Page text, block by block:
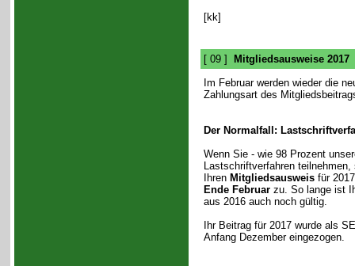
[kk]
[ 09 ]
Mitgliedsausweise 2017
Im Februar werden wieder die
Zahlungsart des
Der Normalfall:
Wenn Sie - wie 98 Prozent
Lastschriftverfahren teilnehmen,
Ihren Mitgliedsausweisfür
Ende Februarzu. So lange ist
aus 2016 auch noch gültig.
Ihr Beitrag für 2017 wurde als
Anfang Dezember eingezogen.